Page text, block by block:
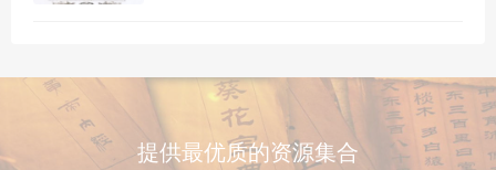
提供最优质的资源集合